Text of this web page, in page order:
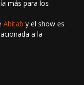
más para los
Abitab y el show es
a la